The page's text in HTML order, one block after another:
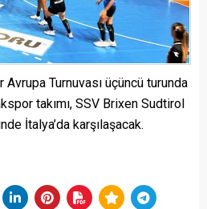
Turnuvası üçüncü turunda
takımı, SSV Brixen Sudtirol
İtalya’da karşılaşacak.